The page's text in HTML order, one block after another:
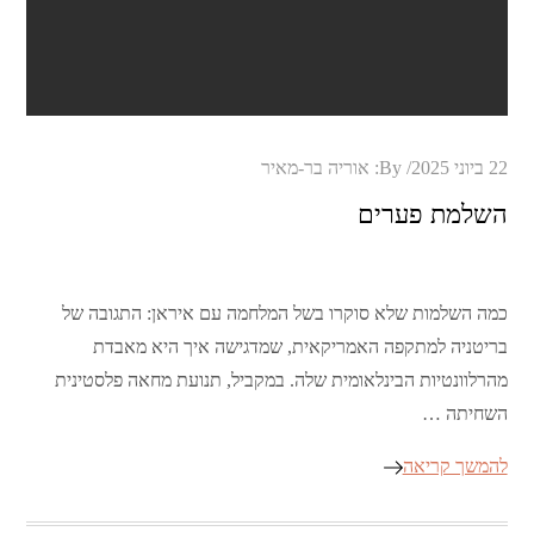
Posted
22 ביוני 2025 By: אוריה בר-מאיר
השלמת פערים
כמה השלמות שלא סוקרו בשל המלחמה עם איראן: התגובה של
בריטניה למתקפה האמריקאית, שמדגישה איך היא מאבדת
מהרלוונטיות הבינלאומית שלה. במקביל, תנועת מחאה פלסטינית
השחיתה …
להמשך קריאה